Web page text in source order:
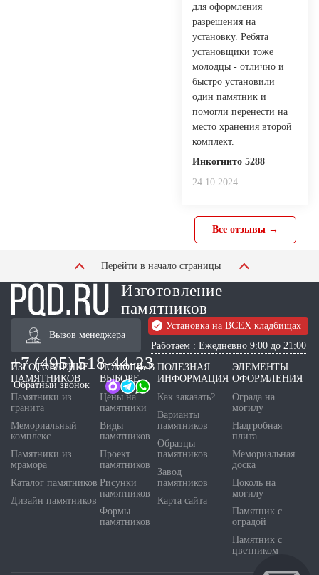
для оформления
разрешения на
установку. Ребята
установщики тоже
молодцы - отлично и
быстро установили
один памятник и
помогли перенести на
место хранения второй
комплект.
Инкогнито 5288
24.10.2024
Все отзывы →
Перейти в начало страницы
Изготовление
памятников
Вызов менеджера
Установка на ВСЕХ кладбищах
Работаем : Ежедневно 9:00 до 21:00
+7 (495) 518-44-23
Обратный звонок
ИЗГОТОВЛЕНИЕ
ПАМЯТНИКОВ
Памятники из
гранита
Мемориальный
комплекс
Памятники из
мрамора
Каталог памятников
Дизайн памятников
ПОМОЩЬ В
ВЫБОРЕ
Цены на
памятники
Виды
памятников
Проект
памятников
Рисунки
памятников
Формы
памятников
ПОЛЕЗНАЯ
ИНФОРМАЦИЯ
Как заказать?
Варианты
памятников
Образцы
памятников
Завод
памятников
Карта сайта
ЭЛЕМЕНТЫ
ОФОРМЛЕНИЯ
Ограда на
могилу
Надгробная
плита
Мемориальная
доска
Цоколь на
могилу
Памятник с
оградой
Памятник с
цветником